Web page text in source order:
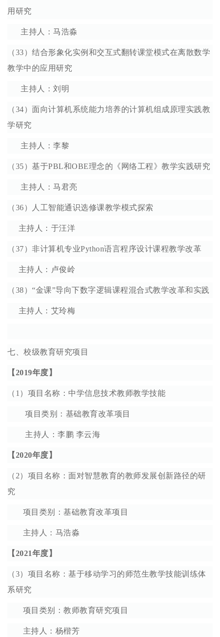
用研究
主持人：马浩淼
（33）结合形象化实例和交互式翻转课堂模式在离散数学
教学中的应用研究
主持人：刘明
（34）面向计算机系统能力培养的计算机组成原理实践教
学研究
主持人：李黎
（35）基于PBL和OBE理念的《网络工程》教学实践研究
主持人：马君亮
（36）人工智能通识选修课教学模式探索
主持人：于汪洋
（37）非计算机专业Python语言程序设计课程教学改革
主持人：卢俊岭
（38）“金课”导向下数字逻辑课程混合式教学改革和实践
主持人：艾玲梅
七、校级教育研究项目
【2019年度】
（1）项目名称：中学信息技术教师教学技能
项目类别：基础教育改革项目
主持人：李鹏 李云海
【2020年度】
（2）项目名称：面对智慧教育的教师发展创新路径的研
究
项目类别：基础教育改革项目
主持人：马浩淼
【2021年度】
（3）项目名称：基于移动学习的师范生教学技能训练体
系研究
项目类别：教师教育研究项目
主持人：杨楷芳